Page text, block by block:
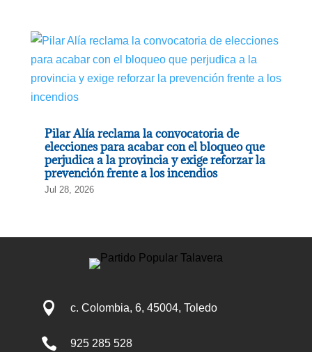
Pilar Alía reclama la convocatoria de
elecciones para acabar con el bloqueo que
perjudica a la provincia y exige reforzar la
prevención frente a los incendios
Jul 28, 2026
 c. Colombia, 6, 45004, Toledo
 925 285 528